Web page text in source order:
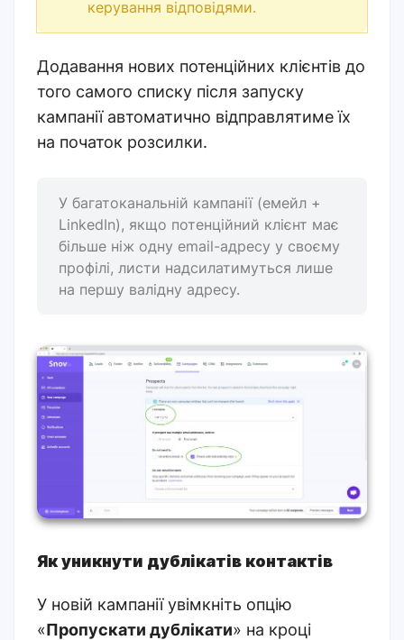
керування відповідями.
Додавання нових потенційних клієнтів до
того самого списку після запуску
кампанії автоматично відправлятиме їх
на початок розсилки.
У багатоканальній кампанії (емейл +
LinkedIn), якщо потенційний клієнт має
більше ніж одну email-адресу у своєму
профілі, листи надсилатимуться лише
на першу валідну адресу.
Як уникнути дублікатів контактів
У новій кампанії увімкніть опцію
«Пропускати дублікати» на кроці